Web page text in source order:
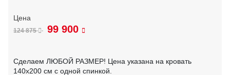
124 875 99 900
Сделаем ЛЮБОЙ РАЗМЕР! Цена указана на кровать
140х200 см с одной спинкой.